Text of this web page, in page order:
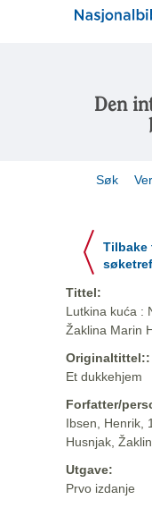
Den
Søk
Tilbake
Tittel:
Lutkina kuća :
Žaklina Marin
Originaltittel::
Et dukkehjem
Forfatter/
Ibsen, Henrik,
Husnjak,
Utgave:
Prvo izdanje